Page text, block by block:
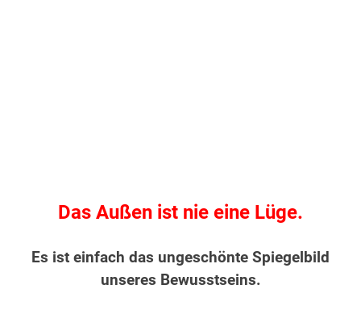
Das Außen ist nie eine Lüge.
Es ist einfach das ungeschönte Spiegelbild
unseres Bewusstseins.